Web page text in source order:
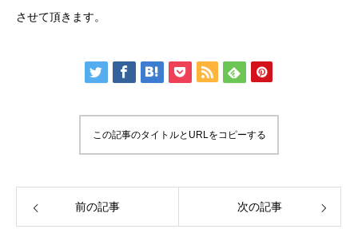
させて頂きます。
この記事のタイトルとURLをコピーする
前の記事 次の記事